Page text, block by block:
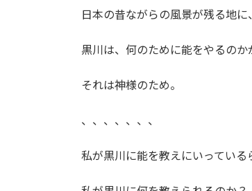
日本の昔ながらの風景が残る地に
黒川は、何のために能をやるのか
それは神様のため。
、、、、、、、
私が黒川に能を教えにいっている